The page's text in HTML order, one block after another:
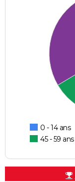
0 - 14 ans
45 - 59 ans